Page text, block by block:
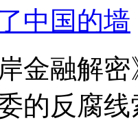
中国的墙
金融解
的反腐